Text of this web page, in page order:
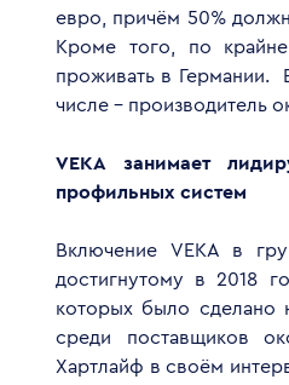
евро, причём 50%
Кроме того, по
проживать в Германии.
числе – производитель
VEKA занимает
профильных систем
Включение VEKA в
достигнутому в 2018
которых было сделано
среди поставщиков
Хартлайф в своём